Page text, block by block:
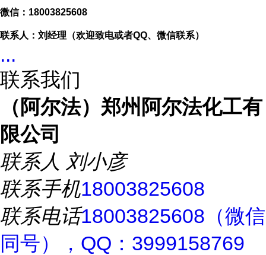
微信： 18003825608
联系人：刘经理（欢迎致电或者QQ、微信联系）
...
联系我们
（阿尔法）郑州阿尔法化工有
限公司
联系人 刘小彦
联系手机18003825608
联系电话18003825608（微信
同号），QQ：3999158769